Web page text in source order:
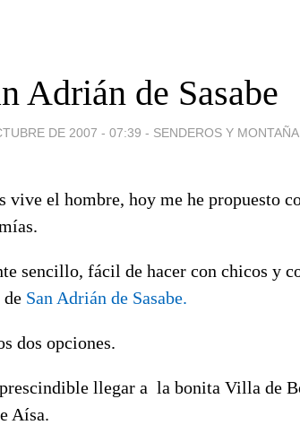
Adrián de Sasabe
DE 2007 - 07:39 - SENDEROS Y MONTAÑA
vive el hombre, hoy me he propuesto
sencillo, fácil de hacer con chicos y
San Adrián de Sasabe.
dos opciones.
llegar a la bonita Villa de
Aísa.